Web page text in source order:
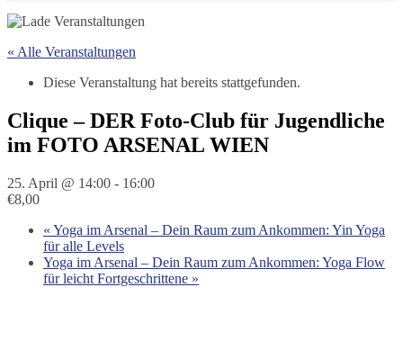
« Alle Veranstaltungen
Diese Veranstaltung hat bereits stattgefunden.
Clique – DER Foto-Club für Jugendliche
im FOTO ARSENAL WIEN
25. April @ 14:00 - 16:00
€8,00
« Yoga im Arsenal – Dein Raum zum Ankommen: Yin Yoga
für alle Levels
Yoga im Arsenal – Dein Raum zum Ankommen: Yoga Flow
für leicht Fortgeschrittene »